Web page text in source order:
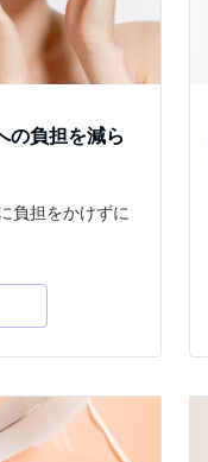
負担を減ら
負担をかけずに